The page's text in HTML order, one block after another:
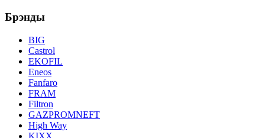
Брэнды
BIG
Castrol
EKOFIL
Eneos
Fanfaro
FRAM
Filtron
GAZPROMNEFT
High Way
KIXX